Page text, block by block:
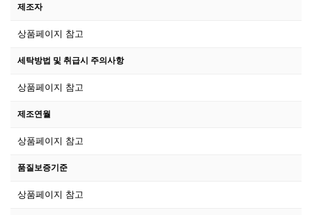
제조자
상품페이지 참고
세탁방법 및 취급시 주의사항
상품페이지 참고
제조연월
상품페이지 참고
품질보증기준
상품페이지 참고